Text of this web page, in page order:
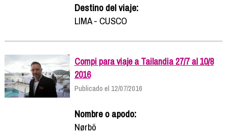
Destino del viaje:
LIMA - CUSCO
Compi para viaje a Tailandia 27/7 al 10/8
2016
Publicado el 12/07/2016
Nombre o apodo:
Nørbö